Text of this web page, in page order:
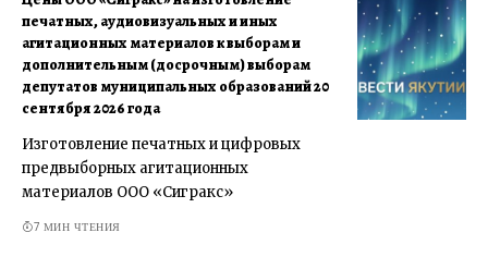
печатных, аудиовизуальных и иных
агитационных материалов к выборам и
дополнительным (досрочным) выборам
депутатов муниципальных образований 20
сентября 2026 года
Изготовление печатных и цифровых
предвыборных агитационных
материалов ООО «Сигракс»
7 МИН ЧТЕНИЯ